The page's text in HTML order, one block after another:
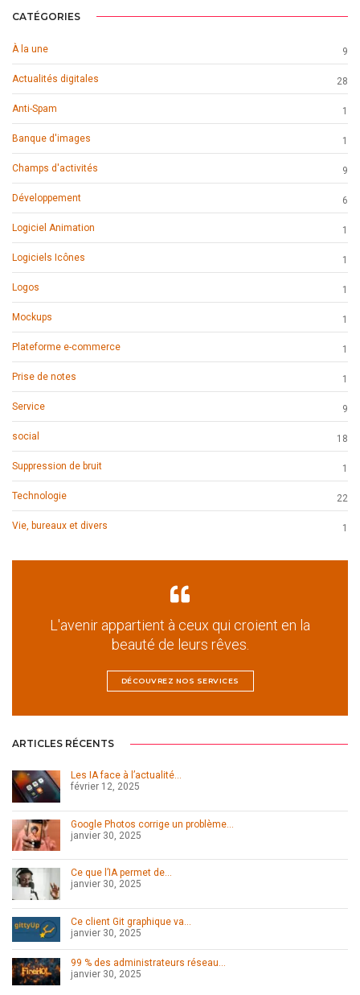
CATÉGORIES
À la une 9
Actualités digitales 28
Anti-Spam 1
Banque d'images 1
Champs d'activités 9
Développement 6
Logiciel Animation 1
Logiciels Icônes 1
Logos 1
Mockups 1
Plateforme e-commerce 1
Prise de notes 1
Service 9
social 18
Suppression de bruit 1
Technologie 22
Vie, bureaux et divers 1
L'avenir appartient à ceux qui croient en la
beauté de leurs rêves.
DÉCOUVREZ NOS SERVICES
ARTICLES RÉCENTS
Les IA face à l’actualité…
février 12, 2025
Google Photos corrige un problème…
janvier 30, 2025
Ce que l’IA permet de…
janvier 30, 2025
Ce client Git graphique va…
janvier 30, 2025
99 % des administrateurs réseau…
janvier 30, 2025